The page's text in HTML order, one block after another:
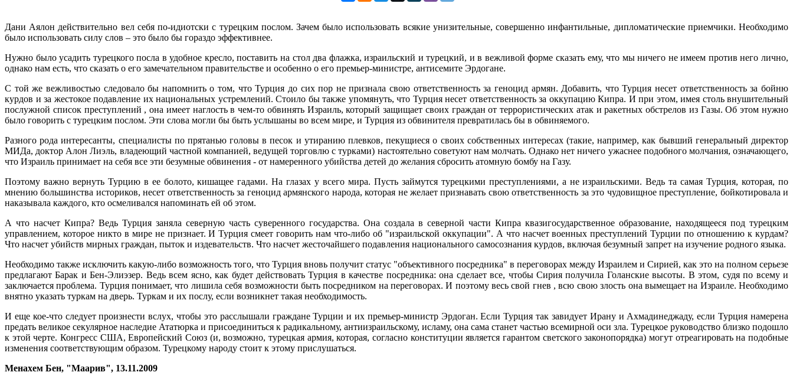
Дани Аялон действительно вел себя по-идиотски с турецким послом. Зачем было использовать всякие унизительные, совершенно инфантильные, дипломатические приемчики. Необходимо
было использовать силу слов – это было бы гораздо эффективнее.
Нужно было усадить турецкого посла в удобное кресло, поставить на стол два флажка, израильский и турецкий, и в вежливой форме сказать ему, что мы ничего не имеем против него лично,
однако нам есть, что сказать о его замечательном правительстве и особенно о его премьер-министре, антисемите Эрдогане.
С той же вежливостью следовало бы напомнить о том, что Турция до сих пор не признала свою ответственность за геноцид армян. Добавить, что Турция несет ответственность за бойню
курдов и за жестокое подавление их национальных устремлений. Стоило бы также упомянуть, что Турция несет ответственность за оккупацию Кипра. И при этом, имея столь внушительный
послужной список преступлений , она имеет наглость в чем-то обвинять Израиль, который защищает своих граждан от террористических атак и ракетных обстрелов из Газы. Об этом нужно
было говорить с турецким послом. Эти слова могли бы быть услышаны во всем мире, и Турция из обвинителя превратилась бы в обвиняемого.
Разного рода интересанты, специалисты по прятанью головы в песок и утиранию плевков, пекущиеся о своих собственных интересах (такие, например, как бывший генеральный директор
МИДа, доктор Алон Лиэль, владеющий частной компанией, ведущей торговлю с турками) настоятельно советуют нам молчать. Однако нет ничего ужаснее подобного молчания, означающего,
что Израиль принимает на себя все эти безумные обвинения - от намеренного убийства детей до желания сбросить атомную бомбу на Газу.
Поэтому важно вернуть Турцию в ее болото, кишащее гадами. На глазах у всего мира. Пусть займутся турецкими преступлениями, а не израильскими. Ведь та самая Турция, которая, по
мнению большинства историков, несет ответственность за геноцид армянского народа, которая не желает признавать свою ответственность за это чудовищное преступление, бойкотировала и
наказывала каждого, кто осмеливался напоминать ей об этом.
А что насчет Кипра? Ведь Турция заняла северную часть суверенного государства. Она создала в северной части Кипра квазигосударственное образование, находящееся под турецким
управлением, которое никто в мире не признает. И Турция смеет говорить нам что-либо об "израильской оккупации". А что насчет военных преступлений Турции по отношению к курдам?
Что насчет убийств мирных граждан, пыток и издевательств. Что насчет жесточайшего подавления национального самосознания курдов, включая безумный запрет на изучение родного языка.
Необходимо также исключить какую-либо возможность того, что Турция вновь получит статус "объективного посредника" в переговорах между Израилем и Сирией, как это на полном серьезе
предлагают Барак и Бен-Элиэзер. Ведь всем ясно, как будет действовать Турция в качестве посредника: она сделает все, чтобы Сирия получила Голанские высоты. В этом, судя по всему и
заключается проблема. Турция понимает, что лишила себя возможности быть посредником на переговорах. И поэтому весь свой гнев , всю свою злость она вымещает на Израиле. Необходимо
внятно указать туркам на дверь. Туркам и их послу, если возникнет такая необходимость.
И еще кое-что следует произнести вслух, чтобы это расслышали граждане Турции и их премьер-министр Эрдоган. Если Турция так завидует Ирану и Ахмадинеджаду, если Турция намерена
предать великое секулярное наследие Ататюрка и присоединиться к радикальному, антиизраильскому, исламу, она сама станет частью всемирной оси зла. Турецкое руководство близко подошло
к этой черте. Конгресс США, Европейский Союз (и, возможно, турецкая армия, которая, согласно конституции является гарантом светского законопорядка) могут отреагировать на подобные
изменения соответствующим образом. Турецкому народу стоит к этому прислушаться.
Менахем Бен, "Маарив", 13.11.2009